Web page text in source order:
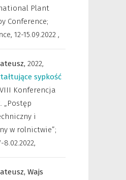
Plant
Conference;
12-15.09.2022 ,
2022,
sypkość
Konferencja
„Postęp
i
w rolnictwie”;
,
Wajs